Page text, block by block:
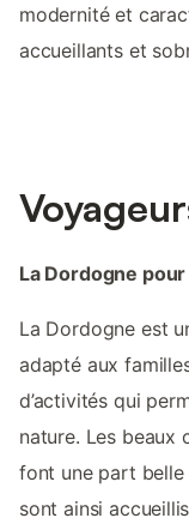
modernité et
accueillants et
La Dordogne
La Dordogne est
adapté aux
d’activités qui
nature. Les beaux
font une part belle
sont ainsi